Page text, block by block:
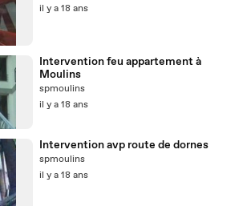
il y a 18 ans
Intervention feu appartement à
Moulins
spmoulins
il y a 18 ans
Intervention avp route de dornes
spmoulins
il y a 18 ans